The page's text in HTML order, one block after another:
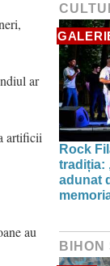
ar
artificii
au
Rock
tradiția:
adunat